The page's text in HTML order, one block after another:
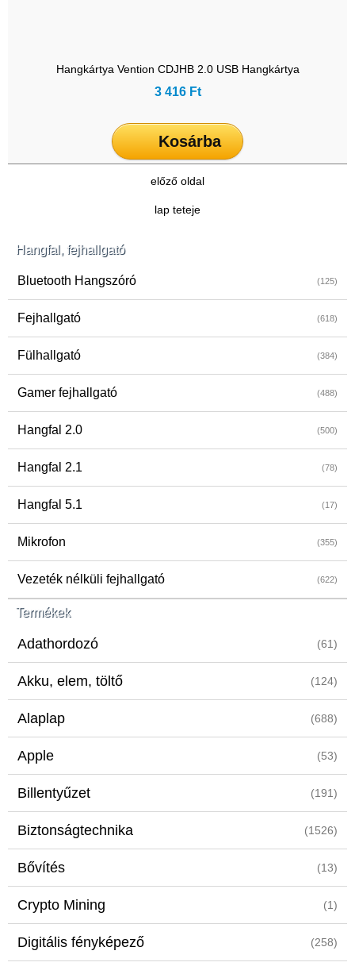
Hangfal, fejhallgató
Bluetooth Hangszóró (125)
Fejhallgató (618)
Fülhallgató (384)
Gamer fejhallgató (488)
Hangfal 2.0 (500)
Hangfal 2.1 (78)
Hangfal 5.1 (17)
Mikrofon (355)
Vezeték nélküli fejhallgató (622)
Termékek
Adathordozó (61)
Akku, elem, töltő (124)
Alaplap (688)
Apple (53)
Billentyűzet (191)
Biztonságtechnika (1526)
Bővítés (13)
Crypto Mining (1)
Digitális fényképező (258)
Hangkártya Vention CDJHB 2.0 USB Hangkártya
3 416 Ft
Kosárba
előző oldal
lap teteje